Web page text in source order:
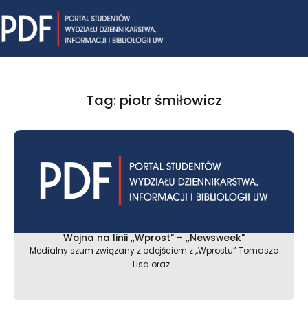
to
content
Tag: piotr śmiłowicz
Wojna na linii ,,Wprost" – ,,Newsweek"
Medialny szum związany z odejściem z ,,Wprostu” Tomasza
Lisa oraz...